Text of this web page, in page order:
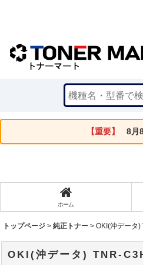
【重要】 8月
ホーム
トップページ > 純正トナー > OKI(沖データ)
OKI(沖データ) TNR-